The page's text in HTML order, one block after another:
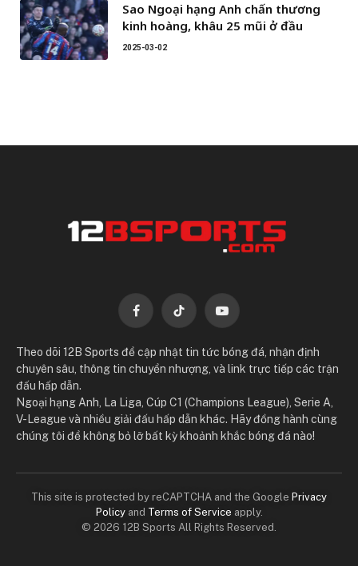
Sao Ngoại hạng Anh chấn thương
kinh hoàng, khâu 25 mũi ở đầu
2025-03-02
FacebookTikTok YouTube
Theo dõi 12B Sports để cập nhật tin tức bóng đá, nhận định
chuyên sâu, thông tin chuyển nhượng, và link trực tiếp các trận
đấu hấp dẫn.
Ngoại hạng Anh, La Liga, Cúp C1 (Champions League), Serie A,
V-League và nhiều giải đấu hấp dẫn khác. Hãy đồng hành cùng
chúng tôi để không bỏ lỡ bất kỳ khoảnh khắc bóng đá nào!
This site is protected by reCAPTCHA and the Google Privacy
Policyand Terms of Service apply.
© 2026 12B Sports All Rights Reserved.